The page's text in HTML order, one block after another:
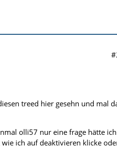
treed hier gesehn und mal
olli57 nur eine frage hätte ich
ich auf deaktivieren klicke